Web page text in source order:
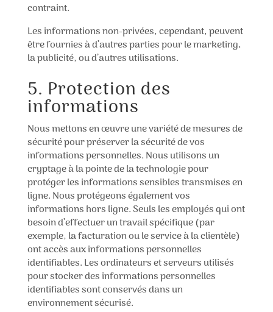
contraint.
Les informations non-privées, cependant, peuvent
être fournies à d’autres parties pour le marketing,
la publicité, ou d’autres utilisations.
5. Protection des
informations
Nous mettons en œuvre une variété de mesures de
sécurité pour préserver la sécurité de vos
informations personnelles. Nous utilisons un
cryptage à la pointe de la technologie pour
protéger les informations sensibles transmises en
ligne. Nous protégeons également vos
informations hors ligne. Seuls les employés qui ont
besoin d’effectuer un travail spécifique (par
exemple, la facturation ou le service à la clientèle)
ont accès aux informations personnelles
identifiables. Les ordinateurs et serveurs utilisés
pour stocker des informations personnelles
identifiables sont conservés dans un
environnement sécurisé.